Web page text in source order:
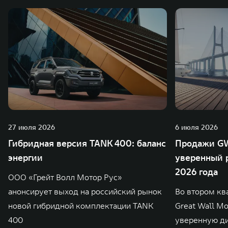
27 июля 2026
Гибридная версия TANK 400: баланс
энергии
ООО «Грейт Волл Мотор Рус»
анонсирует выход на российский рынок
новой гибридной комплектации TANK
400
6 июля 2026
Продажи
уверенный
2026 года
Во втором
Great Wall
уверенную